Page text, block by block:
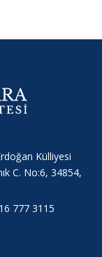
Külliyesi
C. No:6, 34854,
777 3115